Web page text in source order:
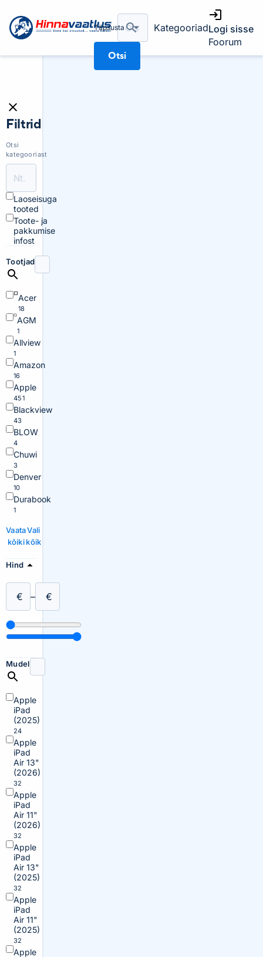
Täpsusta
Otsi
KategooriadLogi sisse
Foorum
Filtrid
Otsi
kategooriast
Laoseisuga
tooted
Toote- ja
pakkumise
infost
Tootjad
Acer
18
AGM
1
Allview
1
Amazon
16
Apple
451
Blackview
43
BLOW
4
Chuwi
3
Denver
10
Durabook
1
Vaata
kõiki
Vali
kõik
Hind
€ – €
Mudel
Apple
iPad
(2025)
24
Apple
iPad
Air 13"
(2026)
32
Apple
iPad
Air 11"
(2026)
32
Apple
iPad
Air 13"
(2025)
32
Apple
iPad
Air 11"
(2025)
32
Apple